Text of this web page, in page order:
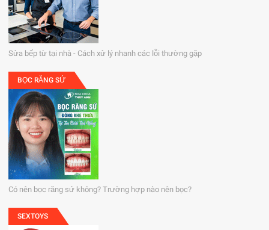
Sửa bếp từ tại nhà - Cách xử lý nhanh các lỗi thường gặp
BỌC RĂNG SỨ
Có nên bọc răng sứ không? Trường hợp nào nên bọc?
SEXTOYS